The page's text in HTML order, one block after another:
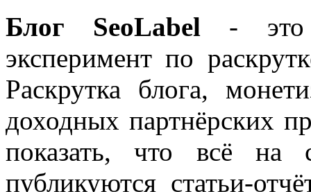
Блог SeoLabel - это
эксперимент по
Раскрутка блога,
доходных партнёрских
показать, что всё на
публикуются статьи-